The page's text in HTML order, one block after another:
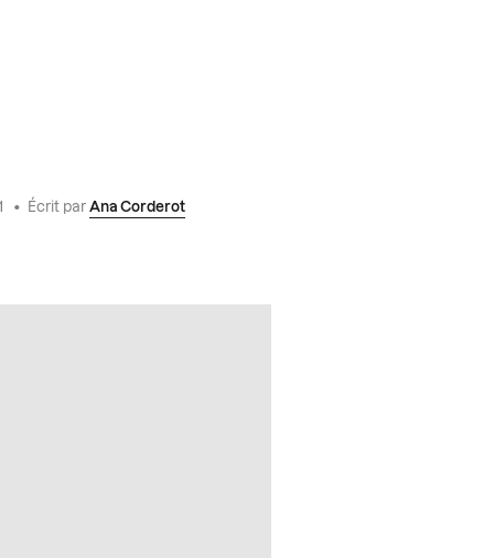
• Écrit par Ana Corderot